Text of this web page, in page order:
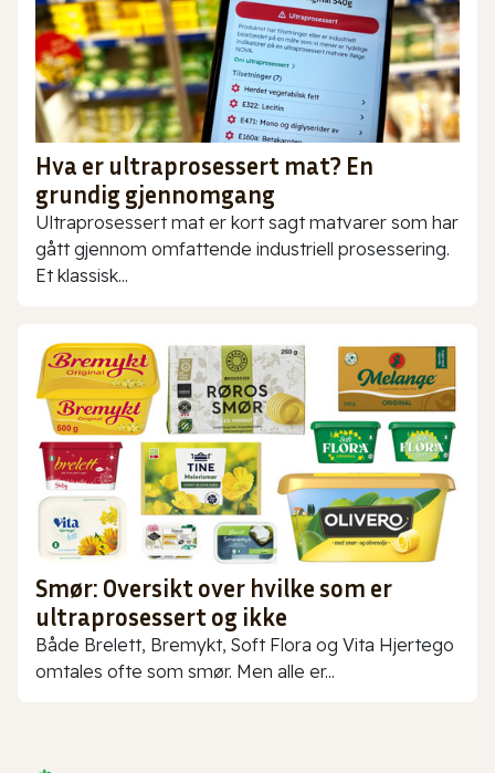
Hva er ultraprosessert mat? En
grundig gjennomgang
Ultraprosessert mat er kort sagt matvarer som har
gått gjennom omfattende industriell prosessering.
Et klassisk...
Smør: Oversikt over hvilke som er
ultraprosessert og ikke
Både Brelett, Bremykt, Soft Flora og Vita Hjertego
omtales ofte som smør. Men alle er...